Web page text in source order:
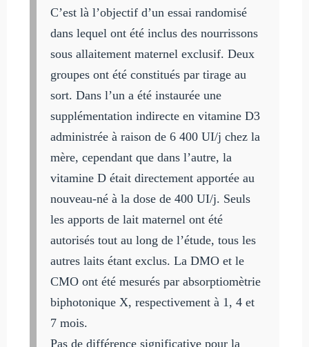
C’est là l’objectif d’un essai randomisé
dans lequel ont été inclus des nourrissons
sous allaitement maternel exclusif. Deux
groupes ont été constitués par tirage au
sort. Dans l’un a été instaurée une
supplémentation indirecte en vitamine D3
administrée à raison de 6 400 UI/j chez la
mère, cependant que dans l’autre, la
vitamine D était directement apportée au
nouveau-né à la dose de 400 UI/j. Seuls
les apports de lait maternel ont été
autorisés tout au long de l’étude, tous les
autres laits étant exclus. La DMO et le
CMO ont été mesurés par absorptiomètrie
biphotonique X, respectivement à 1, 4 et
7 mois.
Pas de différence significative pour la